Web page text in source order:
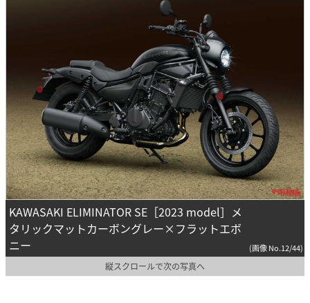
KAWASAKI ELIMINATOR SE［2023 model］メ
タリックマットカーボングレー×フラットエボ
ニー
(画像 No.12/44)
縦スクロールで次の写真へ